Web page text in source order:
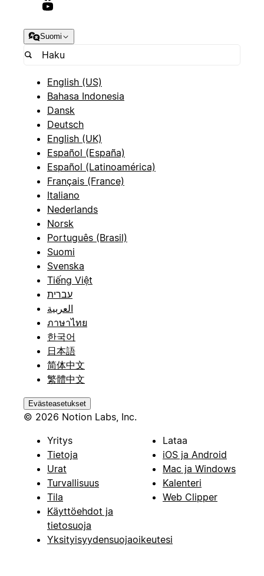
Suomi
English (US)
Bahasa Indonesia
Dansk
Deutsch
English (UK)
Español (España)
Español (Latinoamérica)
Français (France)
Italiano
Nederlands
Norsk
Português (Brasil)
Suomi
Svenska
Tiếng Việt
עברית
العربية
ภาษาไทย
한국어
日本語
简体中文
繁體中文
Evästeasetukset
© 2026 Notion Labs, Inc.
Yritys
Tietoja
Urat
Turvallisuus
Tila
Käyttöehdot ja
tietosuoja
Yksityisyydensuojaoikeutesi
Lataa
iOS ja Android
Mac ja Windows
Kalenteri
Web Clipper